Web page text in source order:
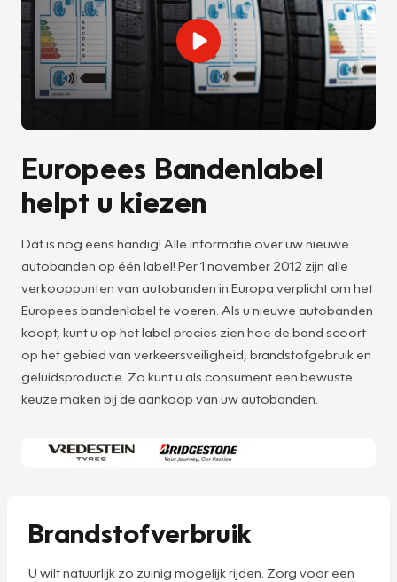
Europees Bandenlabel
helpt u kiezen
Dat is nog eens handig! Alle informatie over uw nieuwe
autobanden op één label! Per 1 november 2012 zijn alle
verkooppunten van autobanden in Europa verplicht om het
Europees bandenlabel te voeren. Als u nieuwe autobanden
koopt, kunt u op het label precies zien hoe de band scoort
op het gebied van verkeersveiligheid, brandstofgebruik en
geluidsproductie. Zo kunt u als consument een bewuste
keuze maken bij de aankoop van uw autobanden.
Brandstofverbruik
U wilt natuurlijk zo zuinig mogelijk rijden. Zorg voor een